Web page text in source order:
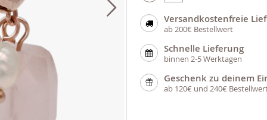
Versandkostenfreie
ab 200€ Bestellwert
Schnelle Lieferung
binnen 2-5 Werktagen
Geschenk zu deinem
ab 120€ und 240€